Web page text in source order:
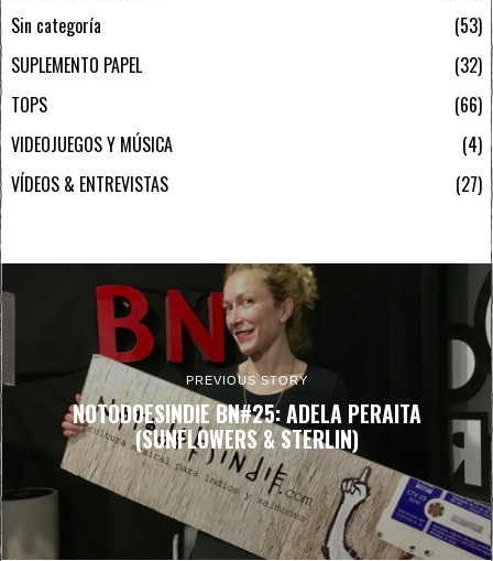
Sin categoría
53
SUPLEMENTO PAPEL
32
TOPS
66
VIDEOJUEGOS Y MÚSICA
4
VÍDEOS & ENTREVISTAS
27
PREVIOUS STORY
NOTODOESINDIE BN#25: ADELA PERAITA
(SUNFLOWERS & STERLIN)